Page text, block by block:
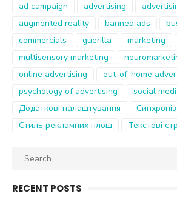
ad campaign advertising
augmented reality
banned ads
commercials
guerilla marketing
multisensory marketing
online advertising
out-of-home
psychology of advertising
social
Додаткові налаштування
Стиль рекламних площ
Текстові
Search
RECENT POSTS